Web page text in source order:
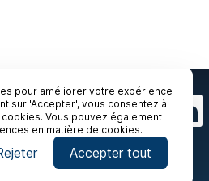
pour améliorer votre expérience
sur 'Accepter', vous consentez à
Vous pouvez également
en matière de cookies.
Accepter tout